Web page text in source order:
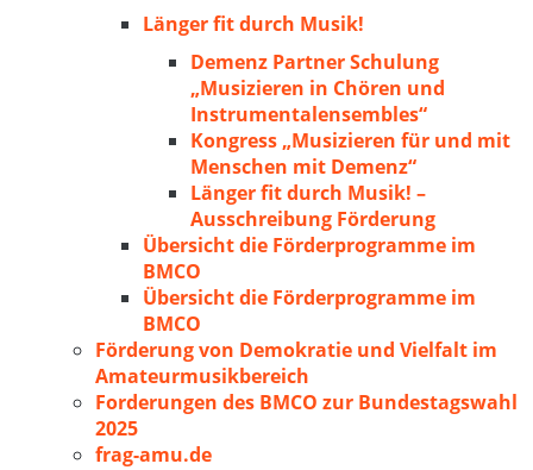
Länger fit durch Musik!
Demenz Partner Schulung
„Musizieren in Chören und
Instrumentalensembles“
Kongress „Musizieren für und mit
Menschen mit Demenz“
Länger fit durch Musik! –
Ausschreibung Förderung
Übersicht die Förderprogramme im
BMCO
Übersicht die Förderprogramme im
BMCO
Förderung von Demokratie und Vielfalt im
Amateurmusikbereich
Forderungen des BMCO zur Bundestagswahl
2025
frag-amu.de